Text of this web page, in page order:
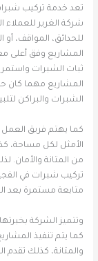
تعد خدمة تركيب
شركة الغرير للعملاء
للحدائق، المواقف،
المشاريع وفق أعلى
ثبات الشبرات
المشاريع مهما كان
الشبرات والبراكن
كما يهتم فريق العمل
الأمثل لكل مساحة،
من المتانة والأمان.
تركيب شبرات في
متابعة مستمرة بعد
وتتميز الشركة
كما يتم تنفيذ
والمتانة، كذلك